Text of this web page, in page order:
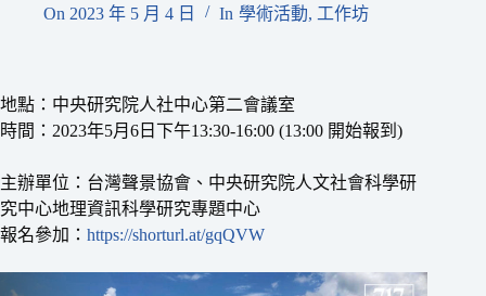
On 2023 年 5 月 4 日 In 學術活動, 工作坊
地點：中央研究院人社中心第二會議室
時間：2023年5月6日下午13:30-16:00 (13:00 開始報到)
主辦單位：台灣聲景協會、中央研究院人文社會科學研
究中心地理資訊科學研究專題中心
報名參加： https://shorturl.at/gqQVW